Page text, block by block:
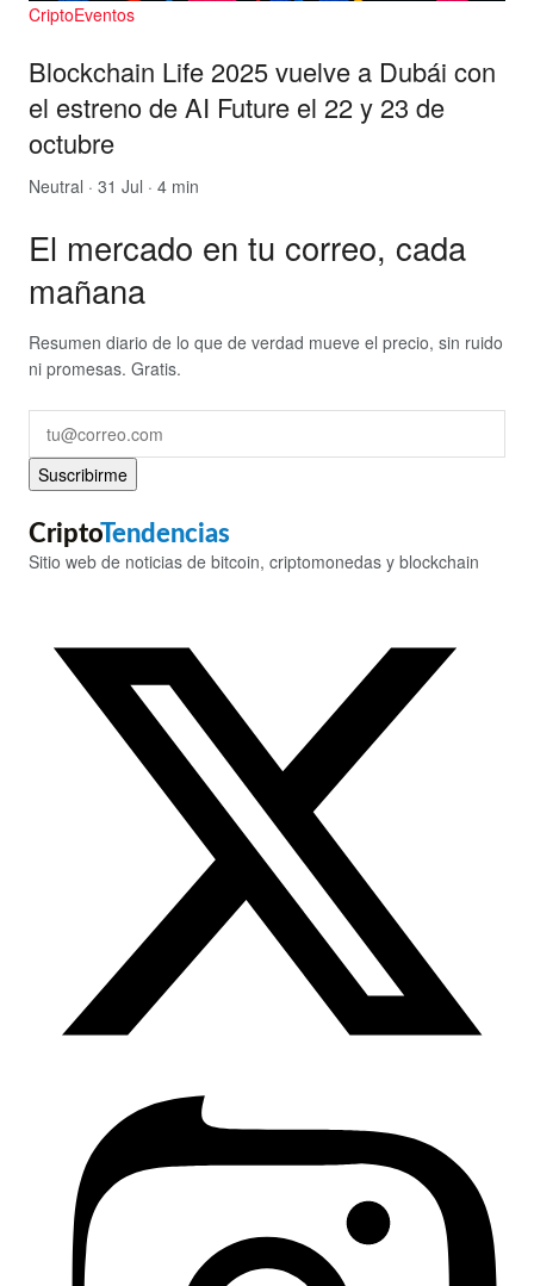
CriptoEventos
Blockchain Life 2025 vuelve a Dubái con
el estreno de AI Future el 22 y 23 de
octubre
Neutral · 31 Jul · 4 min
El mercado en tu correo, cada
mañana
Resumen diario de lo que de verdad mueve el precio, sin ruido
ni promesas. Gratis.
Suscribirme
CriptoTendencias
Sitio web de noticias de bitcoin, criptomonedas y blockchain